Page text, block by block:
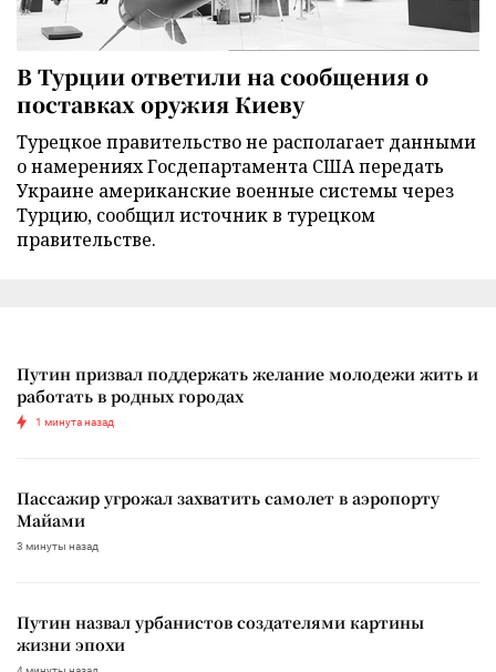
В Турции ответили на сообщения о
поставках оружия Киеву
Турецкое правительство не располагает данными
о намерениях Госдепартамента США передать
Украине американские военные системы через
Турцию, сообщил источник в турецком
правительстве.
Путин призвал поддержать желание молодежи жить и
работать в родных городах
1 минута назад
Пассажир угрожал захватить самолет в аэропорту
Майами
3 минуты назад
Путин назвал урбанистов создателями картины
жизни эпохи